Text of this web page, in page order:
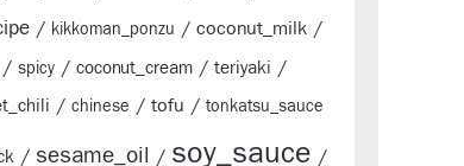
/ kikkoman_ponzu / coconut_milk /
/ spicy / coconut_cream / teriyaki /
/ chinese / tofu / tonkatsu_sauce
/ sesame_oil / soy_sauce /